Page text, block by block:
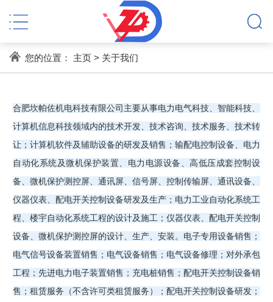
您的位置： 主页> 关于我们
合肥坎帕佐机电科技有限公司主要从事电力电气科技、智能科技、
计算机信息科技领域内的技术开发、技术咨询、技术服务、技术转
让；计算机软件及辅助设备的研发及销售；输配电控制设备、电力
自动化系统及微机保护装置、电力电源设备、高低压成套控制设
备、微机保护测控屏、通讯屏、信号屏、控制传输屏、通讯设备、
仪器仪表、配电开关控制设备研发及生产；电力工业自动化系统工
程、楼宇自动化系统工程的设计及施工；仪器仪表、配电开关控制
设备、微机保护测控屏的设计、生产、安装。电子专用设备销售；
电气信号设备装置销售；电气设备销售；电气设备修理；对外承包
工程；先进电力电子装置销售；充电桩销售；配电开关控制设备销
售；租赁服务（不含许可类租赁服务）；配电开关控制设备研发；